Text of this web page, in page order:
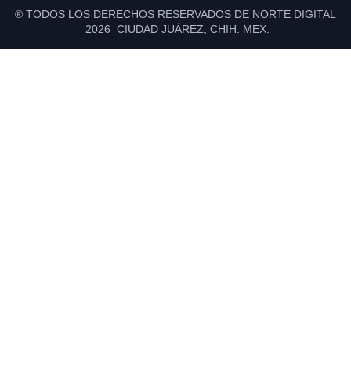
® TODOS LOS DERECHOS RESERVADOS DE NORTE DIGITAL
2026 CIUDAD JUÁREZ, CHIH. MEX.